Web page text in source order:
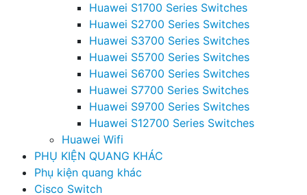
Huawei S1700 Series Switches
Huawei S2700 Series Switches
Huawei S3700 Series Switches
Huawei S5700 Series Switches
Huawei S6700 Series Switches
Huawei S7700 Series Switches
Huawei S9700 Series Switches
Huawei S12700 Series Switches
Huawei Wifi
PHỤ KIỆN QUANG KHÁC
Phụ kiện quang khác
Cisco Switch